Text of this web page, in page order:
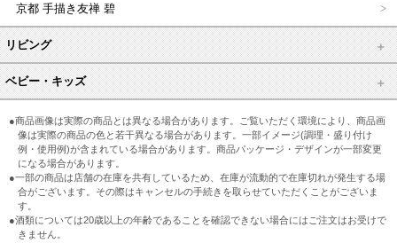
京都 手描き友禅 碧
リビング
ベビー・キッズ
●商品画像は実際の商品とは異なる場合があります。ご覧いただく環境により、商品画
像は実際の商品の色と若干異なる場合があります。一部イメージ(調理・盛り付け
例・使用例)が含まれている場合があります。商品パッケージ・デザインが一部変更
になる場合があります。
●一部の商品は店舗の在庫を共有しているため、在庫が流動的で在庫切れが発生する場
合がございます。その際はキャンセルの手続きを取らせていただくことがございま
す。
●酒類については20歳以上の年齢であることを確認できない場合にはご注文はお受けで
きません。